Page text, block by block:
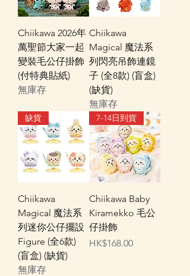
Chiikawa 2026年
萬聖節大家一起
變裝毛公仔掛飾
(付特典貼紙)
無庫存
Chiikawa
Magical 魔法系
列閃亮吊飾連鏡
子 (全8款) (盲盒)
(缺貨)
無庫存
缺貨
Chiikawa
Magical 魔法系
列迷你公仔擺設
Figure (全6款)
(盲盒) (缺貨)
無庫存
7-14日到貨
Chiikawa Baby
Kiramekko 毛公
仔掛飾
價格
HK$168.00